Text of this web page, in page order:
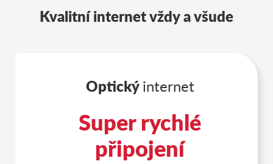
Kvalitní internet vždy a všude
Optickýinternet
Super rychlé
připojení